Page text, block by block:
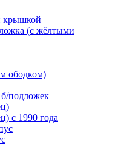
крышкой
(с жёлтыми
ободком)
подложек
с 1990 года